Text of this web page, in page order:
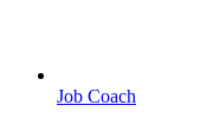
Job Coach